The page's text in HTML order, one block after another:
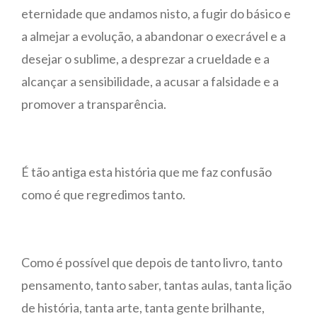
eternidade que andamos nisto, a fugir do básico e
a almejar a evolução, a abandonar o execrável e a
desejar o sublime, a desprezar a crueldade e a
alcançar a sensibilidade, a acusar a falsidade e a
promover a transparência.
É tão antiga esta história que me faz confusão
como é que regredimos tanto.
Como é possível que depois de tanto livro, tanto
pensamento, tanto saber, tantas aulas, tanta lição
de história, tanta arte, tanta gente brilhante,